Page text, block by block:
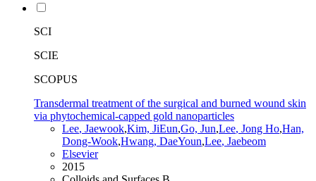
SCI
SCIE
SCOPUS
Transdermal treatment of the surgical and burned wound skin
via phytochemical-capped gold nanoparticles
Lee, Jaewook,Kim, JiEun,Go, Jun,Lee, Jong Ho,Han,
Dong-Wook,Hwang, DaeYoun,Lee, Jaebeom
Elsevier
2015